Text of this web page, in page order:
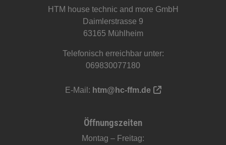
HTM house technic and more GmbH
Daimlerstrasse 9
63165 Mühlheim
Telefonisch erreichbar unter:
069830077180
E-Mail: htm@hc-ffm.de
Öffnungszeiten
Montag – Freitag: